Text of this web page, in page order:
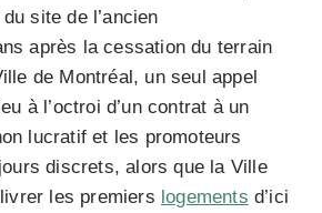
site de l’ancien
après la cessation du terrain
de Montréal, un seul appel
à l’octroi d’un contrat à un
lucratif et les promoteurs
discrets, alors que la Ville
les premiers logements d’ici